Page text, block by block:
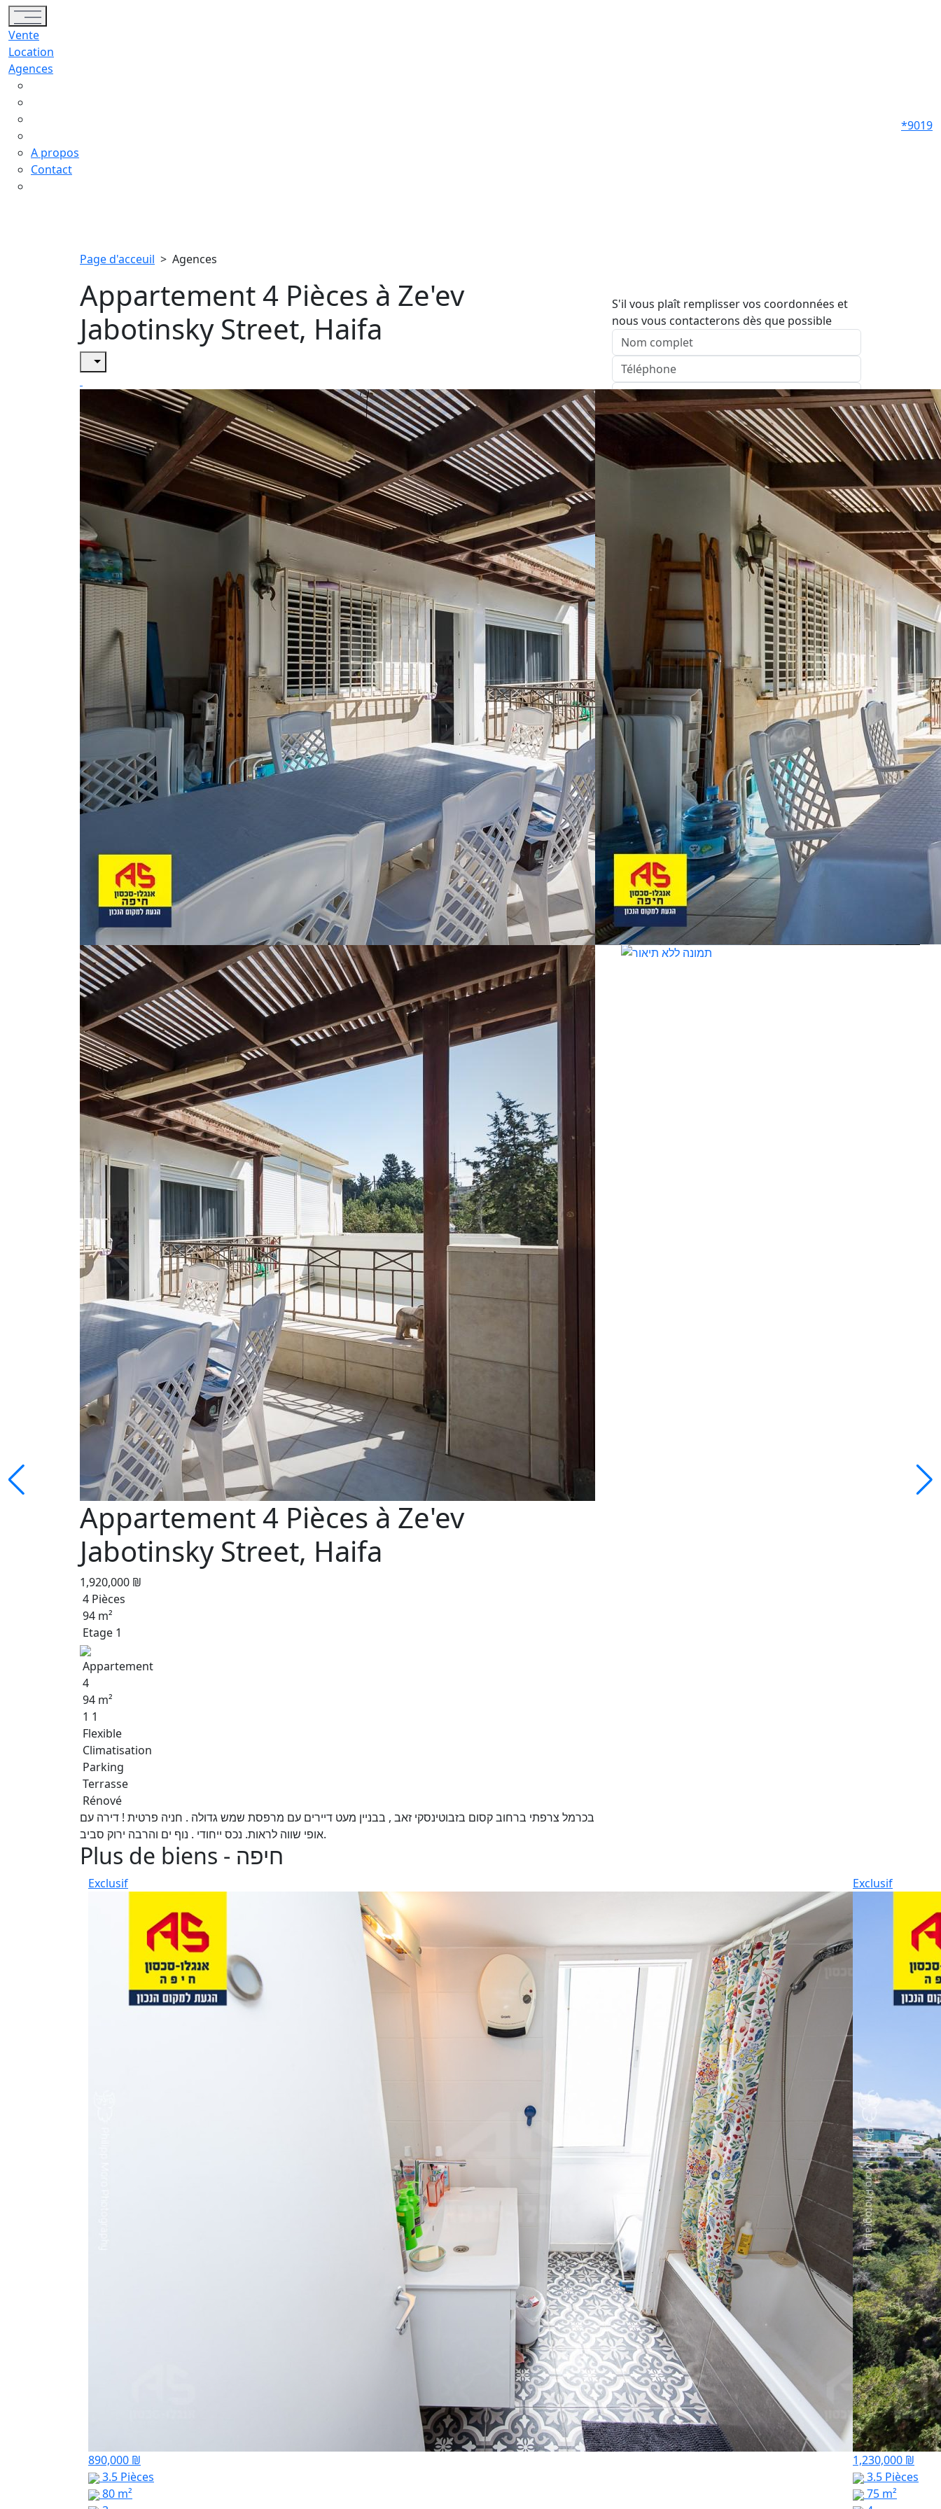
Toggle navigation
Vente
Location
Agences
A propos
Contact
*9019
Page d'acceuil > Agences
Appartement 4 Pièces à Ze'ev
Jabotinsky Street, Haifa
Appartement 4 Pièces à Ze'ev
Jabotinsky Street, Haifa
1,920,000 ₪
4 Pièces
94 m²
Etage 1
Appartement
4
94 m²
1 1
Flexible
Climatisation
Parking
Terrasse
Rénové
בכרמל צרפתי ברחוב קסום בזבוטינסקי זאב , בבניין מעט דיירים עם מרפסת שמש גדולה . חניה פרטית ! דירה עם
אופי שווה לראות. נכס ייחודי . נוף ים והרבה ירוק סביב.
S'il vous plaît remplisser vos coordonnées et
nous vous contacterons dès que possible
Envoyer
Agence: חיפה
Plus de biens - חיפה
Exclusif
890,000 ₪
3.5 Pièces
80 m²
Exclusif
1,230,000 ₪
3.5 Pièces
75 m²